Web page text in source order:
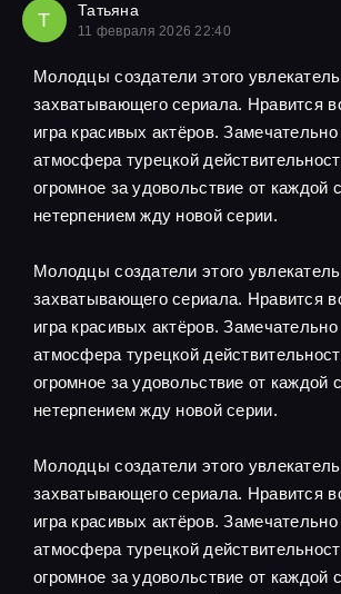
Т Татьяна
11 февраля 2026 22:40
Молодцы создатели этого
захватывающего сериала. Нравится
игра красивых актёров.
атмосфера турецкой
огромное за удовольствие от каждой
нетерпением жду новой серии.
Молодцы создатели этого
захватывающего сериала. Нравится
игра красивых актёров.
атмосфера турецкой
огромное за удовольствие от каждой
нетерпением жду новой серии.
Молодцы создатели этого
захватывающего сериала. Нравится
игра красивых актёров.
атмосфера турецкой
огромное за удовольствие от каждой